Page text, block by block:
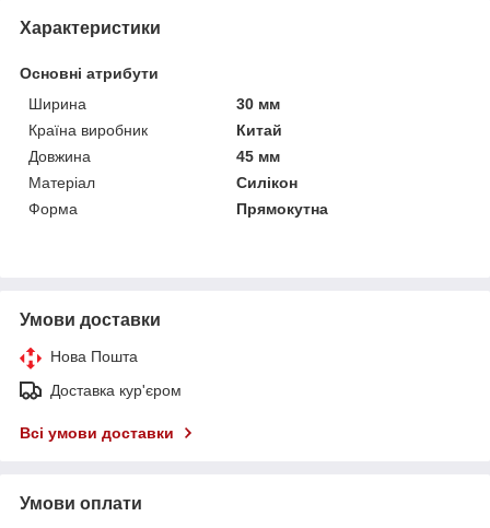
Характеристики
Основні атрибути
Ширина
30 мм
Країна виробник
Китай
Довжина
45 мм
Матеріал
Силікон
Форма
Прямокутна
Умови доставки
Нова Пошта
Доставка кур'єром
Всі умови доставки
Умови оплати